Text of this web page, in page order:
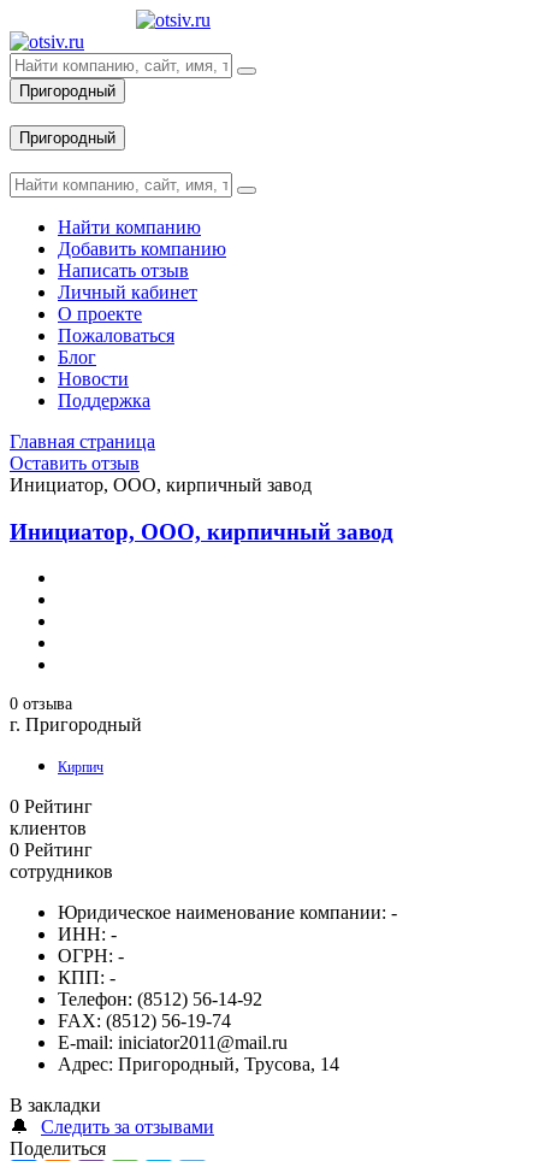
Пригородный
Пригородный
Найти компанию
Добавить компанию
Написать отзыв
Личный кабинет
О проекте
Пожаловаться
Блог
Новости
Поддержка
Главная страница
Оставить отзыв
Инициатор, ООО, кирпичный завод
Инициатор, ООО, кирпичный завод
0 отзыва
г. Пригородный
Кирпич
0 Рейтинг
клиентов
0 Рейтинг
сотрудников
Юридическое наименование компании: -
ИНН: -
ОГРН: -
КПП: -
Телефон: (8512) 56-14-92
FAX: (8512) 56-19-74
E-mail: iniciator2011@mail.ru
Адрес: Пригородный, Трусова, 14
В закладки
🔔
Следить за отзывами
Поделиться